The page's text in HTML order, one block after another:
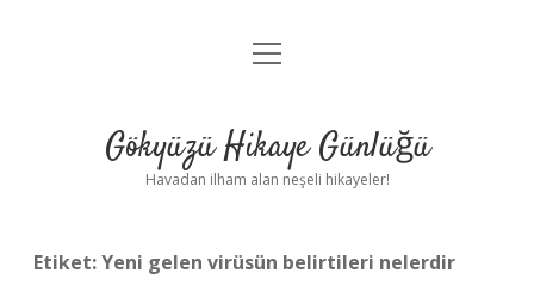
Anasayfa
Yasal Uyarı
menüyü
Gökyüzü Hikaye Günlüğü
Havadan ilham alan neşeli hikayeler!
Etiket:Yeni gelen virüsün belirtileri nelerdir